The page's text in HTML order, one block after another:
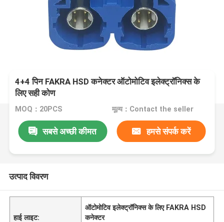
4+4 पिन FAKRA HSD कनेक्टर ऑटोमोटिव इलेक्ट्रॉनिक्स के
लिए सही कोण
MOQ：20PCS मूल्य：Contact the seller
सबसे अच्छी कीमत हमसे संपर्क करें
उत्पाद विवरण
हाई लाइट:
ऑटोमोटिव इलेक्ट्रॉनिक्स के लिए FAKRA HSD
कनेक्टर